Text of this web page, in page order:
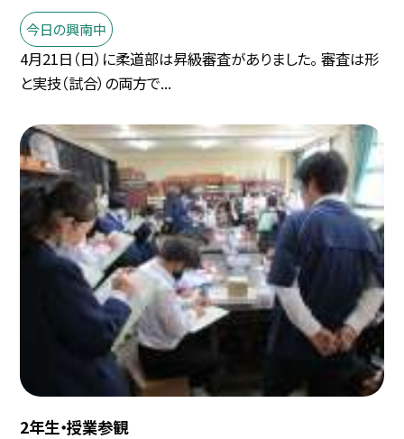
今日の興南中
4月21日（日）に柔道部は昇級審査がありました。 審査は形
と実技（試合）の両方で...
2年生・授業参観